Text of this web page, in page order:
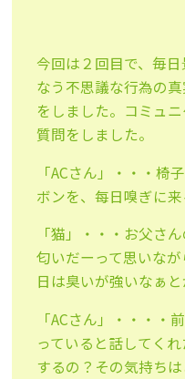
今回は２回目で、毎
なう不思議な行為の
をしました。コミュ
質問をしました。
「ACさん」・・・椅
ボンを、每日嗅ぎに
「猫」・・・お父さ
匂いだーって思いな
日は臭いが強いなぁ
「ACさん」・・・・
っていると話してく
するの？その気持ち